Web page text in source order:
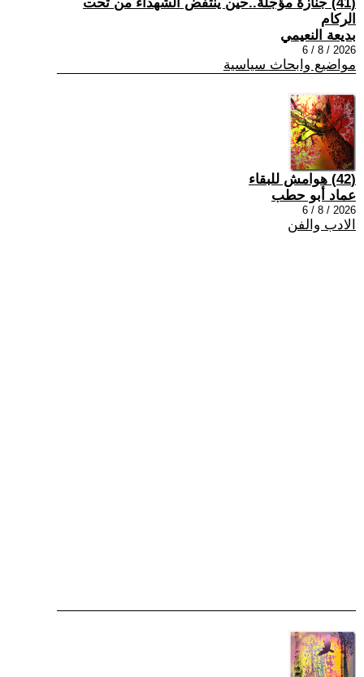
الركام
بديعة النعيمي
2026 / 8 / 6
مواضيع وابحاث سياسية
(42) هوامش للبقاء
عماد أبو حطب
2026 / 8 / 6
الادب والفن